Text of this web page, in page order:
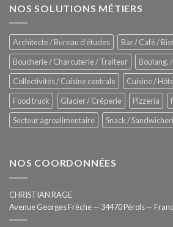
de
Zitrux
–
Hygiène
totale
automatisée
NOS SOLUTIONS MÉTIERS
Architecte / Bureau d'études
Bar / Café /
Boucherie / Charcuterie / Traiteur
Boulang.
Collectivités / Cuisine centrale
Cuisine /
Food truck
Glacier / Crêperie Pizzeria
Secteur agroalimentaire
Snack /
NOS COORDONNÉES
CHRISTIAN RAGE
Avenue Georges Frêche — 34470 Pérols —